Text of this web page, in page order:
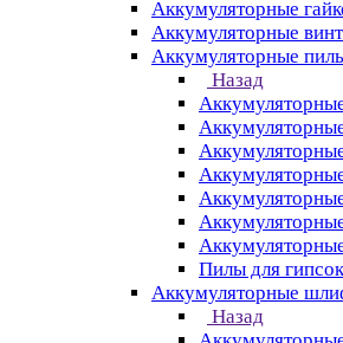
Аккумуляторные
Аккумуляторные
Аккумуляторные
Назад
Пилы для
Аккумуляторные
Назад